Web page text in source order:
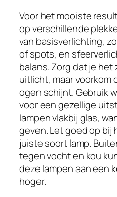
Voor het mooiste
op verschillende
van basisverlichting,
of spots, en
balans. Zorg dat je
uitlicht, maar voorkom
ogen schijnt. Gebruik
voor een gezellige
lampen vlakbij glas,
geven. Let goed op bij
juiste soort lamp.
tegen vocht en kou
deze lampen aan een
hoger.